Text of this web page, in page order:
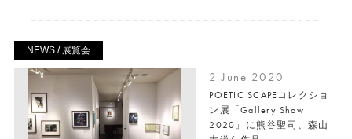
NEWS / 展覧会
2 June 2020
POETIC SCAPEコレクショ
ン展「Gallery Show
2020」に熊谷聖司、森山